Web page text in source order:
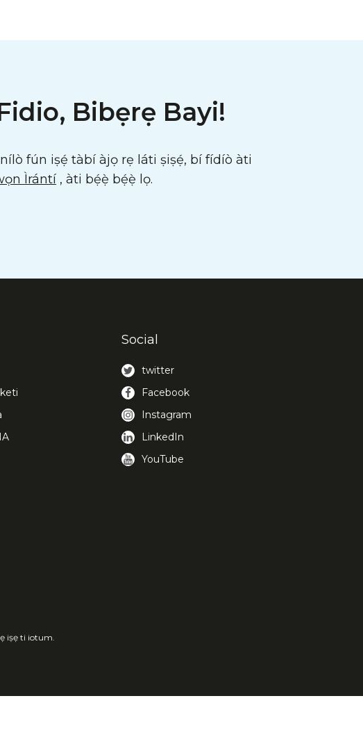
Bibẹrẹ Bayi!
fún iṣẹ́ tàbí àjọ rẹ láti ṣiṣẹ́, bí fídíò àti
Ìrántí , àti bẹ́ẹ̀ bẹ́ẹ̀ lọ.
Social
twitter
Facebook
Instagram
LinkedIn
YouTube
iṣẹ ti iotum.